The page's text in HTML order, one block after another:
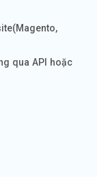
qua API hoặc